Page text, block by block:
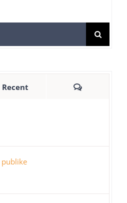
Recent Comments